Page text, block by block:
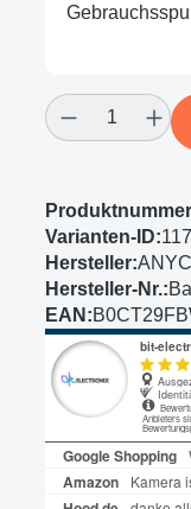
Produkt
Varianten-ID:
Hersteller:
Hersteller-Nr.:
EAN: